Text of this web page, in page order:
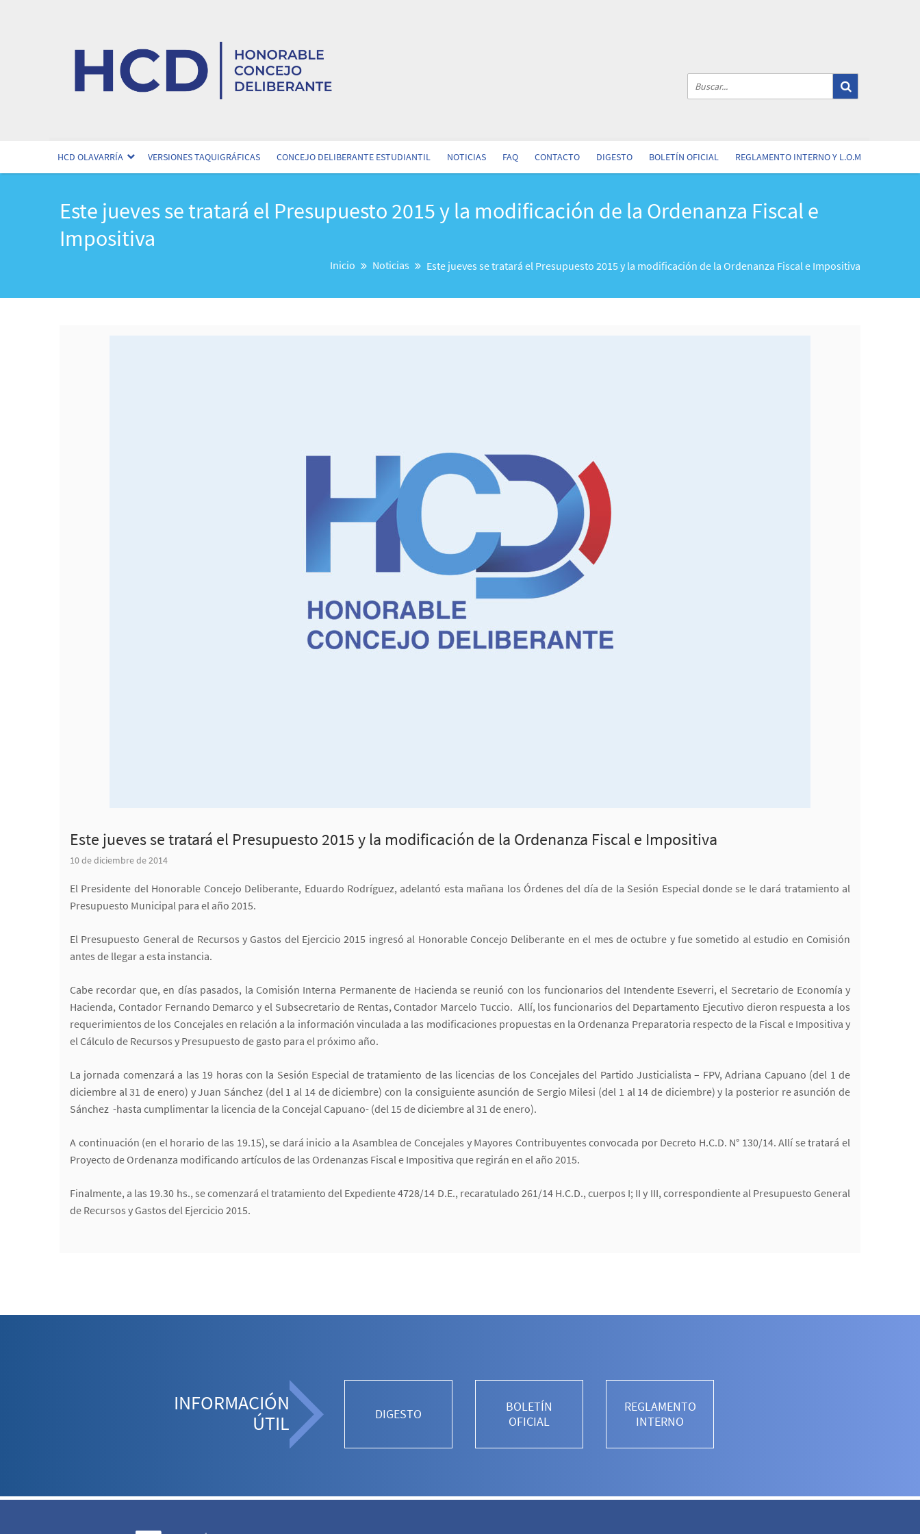
HCD OLAVARRÍA VERSIONES TAQUIGRÁFICAS CONCEJO DELIBERANTE ESTUDIANTIL NOTICIAS FAQ CONTACTO DIGESTO BOLETÍN OFICIAL REGLAMENTO INTERNO Y L.O.M
Este jueves se tratará el Presupuesto 2015 y la modificación de la Ordenanza Fiscal e
Impositiva
Inicio Noticias Este jueves se tratará el Presupuesto 2015 y la modificación de la Ordenanza Fiscal e Impositiva
Este jueves se tratará el Presupuesto 2015 y la modificación de la Ordenanza Fiscal e Impositiva
10 de diciembre de 2014
El Presidente del Honorable Concejo Deliberante, Eduardo Rodríguez, adelantó esta mañana los Órdenes del día de la Sesión Especial donde se le dará tratamiento al
Presupuesto Municipal para el año 2015.
El Presupuesto General de Recursos y Gastos del Ejercicio 2015 ingresó al Honorable Concejo Deliberante en el mes de octubre y fue sometido al estudio en Comisión
antes de llegar a esta instancia.
Cabe recordar que, en días pasados, la Comisión Interna Permanente de Hacienda se reunió con los funcionarios del Intendente Eseverri, el Secretario de Economía y
Hacienda, Contador Fernando Demarco y el Subsecretario de Rentas, Contador Marcelo Tuccio. Allí, los funcionarios del Departamento Ejecutivo dieron respuesta a los
requerimientos de los Concejales en relación a la información vinculada a las modificaciones propuestas en la Ordenanza Preparatoria respecto de la Fiscal e Impositiva y
el Cálculo de Recursos y Presupuesto de gasto para el próximo año.
La jornada comenzará a las 19 horas con la Sesión Especial de tratamiento de las licencias de los Concejales del Partido Justicialista – FPV, Adriana Capuano (del 1 de
diciembre al 31 de enero) y Juan Sánchez (del 1 al 14 de diciembre) con la consiguiente asunción de Sergio Milesi (del 1 al 14 de diciembre) y la posterior re asunción de
Sánchez -hasta cumplimentar la licencia de la Concejal Capuano- (del 15 de diciembre al 31 de enero).
A continuación (en el horario de las 19.15), se dará inicio a la Asamblea de Concejales y Mayores Contribuyentes convocada por Decreto H.C.D. N° 130/14. Allí se tratará el
Proyecto de Ordenanza modificando artículos de las Ordenanzas Fiscal e Impositiva que regirán en el año 2015.
Finalmente, a las 19.30 hs., se comenzará el tratamiento del Expediente 4728/14 D.E., recaratulado 261/14 H.C.D., cuerpos I; II y III, correspondiente al Presupuesto General
de Recursos y Gastos del Ejercicio 2015.
INFORMACIÓN
ÚTIL
DIGESTO
BOLETÍN
OFICIAL
REGLAMENTO
INTERNO